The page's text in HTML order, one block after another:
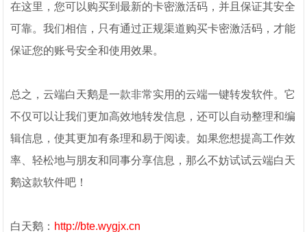
在这里，您可以购买到最新的卡密激活码，并且保证其安全
可靠。我们相信，只有通过正规渠道购买卡密激活码，才能
保证您的账号安全和使用效果。
总之，云端白天鹅是一款非常实用的云端一键转发软件。它
不仅可以让我们更加高效地转发信息，还可以自动整理和编
辑信息，使其更加有条理和易于阅读。如果您想提高工作效
率、轻松地与朋友和同事分享信息，那么不妨试试云端白天
鹅这款软件吧！
白天鹅： http://bte.wygjx.cn